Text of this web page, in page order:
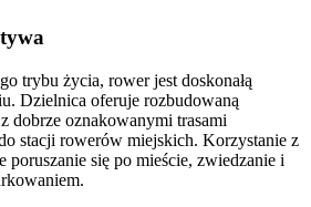
trybu życia, rower jest doskonałą
Dzielnica oferuje rozbudowaną
dobrze oznakowanymi trasami
stacji rowerów miejskich. Korzystanie z
poruszanie się po mieście, zwiedzanie i